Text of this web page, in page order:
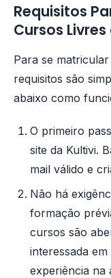
Requisitos
Cursos
Para se
requisitos são
abaixo como
O primeiro
site da Kultivi.
mail válido e
Não há
formação
cursos são
interessada
experiência na